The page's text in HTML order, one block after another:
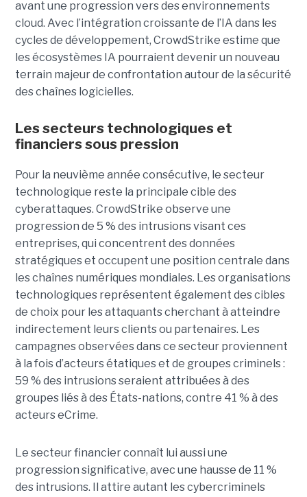
avant une progression vers des environnements
cloud. Avec l’intégration croissante de l’IA dans les
cycles de développement, CrowdStrike estime que
les écosystèmes IA pourraient devenir un nouveau
terrain majeur de confrontation autour de la sécurité
des chaînes logicielles.
Les secteurs technologiques et
financiers sous pression
Pour la neuvième année consécutive, le secteur
technologique reste la principale cible des
cyberattaques. CrowdStrike observe une
progression de 5 % des intrusions visant ces
entreprises, qui concentrent des données
stratégiques et occupent une position centrale dans
les chaînes numériques mondiales. Les organisations
technologiques représentent également des cibles
de choix pour les attaquants cherchant à atteindre
indirectement leurs clients ou partenaires. Les
campagnes observées dans ce secteur proviennent
à la fois d’acteurs étatiques et de groupes criminels :
59 % des intrusions seraient attribuées à des
groupes liés à des États-nations, contre 41 % à des
acteurs eCrime.
Le secteur financier connaît lui aussi une
progression significative, avec une hausse de 11 %
des intrusions. Il attire autant les cybercriminels